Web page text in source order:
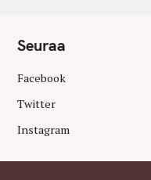
Seuraa
Facebook
Twitter
Instagram